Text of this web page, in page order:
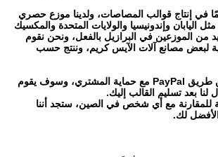
لديها 30 عامًا في إنتاج قوالب المصاصات، ولدينا موزع حصري
اليابان وإندونيسيا والولايات المتحدة والمكسيك
من الموزعين في البرازيل بالفعل، ونحن نقوم
لبعض مصانع آلات الآيس كريم، وننتج حسب
4. نحن نقبل الدفع عن طريق PayPal مع حماية المشتري، وسوف يقوم
للمقارنة مع أي شخص في الصين، ستجد أننا
الأفضل لك.